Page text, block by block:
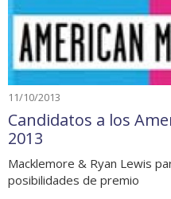
11/10/2013
Candidatos a los
2013
Macklemore & Ryan Lewis
posibilidades de premio